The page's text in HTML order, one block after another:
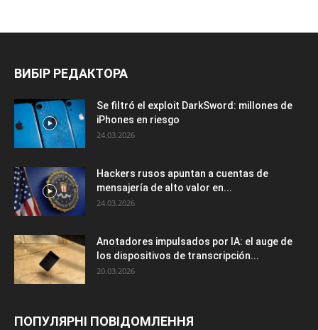
ВИБІР РЕДАКТОРА
Se filtró el exploit DarkSword: millones de
iPhones en riesgo
24.03.2026
Hackers rusos apuntan a cuentas de
mensajería de alto valor en...
24.03.2026
Anotadores impulsados por IA: el auge de
los dispositivos de transcripción...
20.03.2026
ПОПУЛЯРНІ ПОВІДОМЛЕННЯ